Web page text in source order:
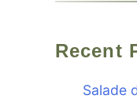
Recent
Salade